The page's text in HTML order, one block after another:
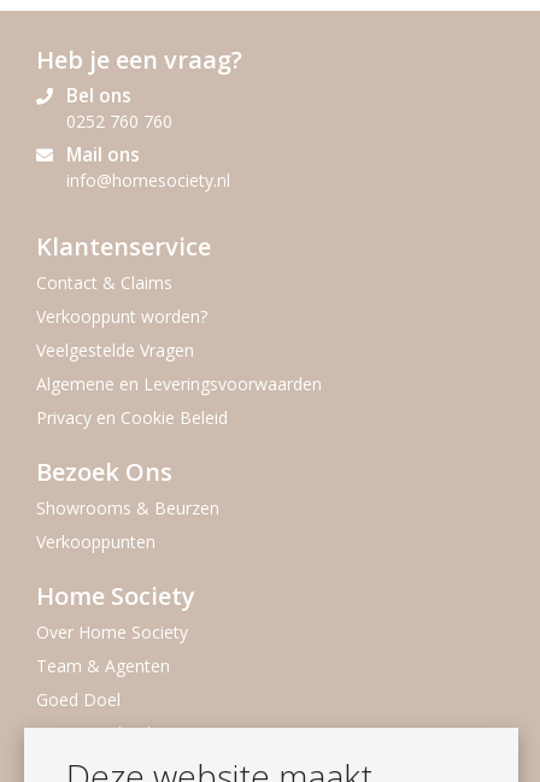
Heb je een vraag?
Bel ons
0252 760 760
Mail ons
info@homesociety.nl
Klantenservice
Contact & Claims
Verkooppunt worden?
Veelgestelde Vragen
Algemene en Leveringsvoorwaarden
Privacy en Cookie Beleid
Bezoek Ons
Showrooms & Beurzen
Verkooppunten
Home Society
Over Home Society
Team & Agenten
Goed Doel
Duurzaamheid
Vacatures